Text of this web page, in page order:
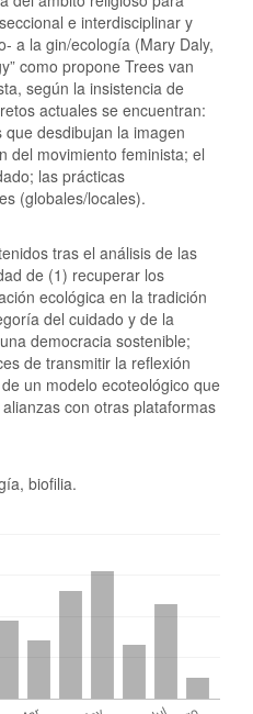
e interdisciplinar y
a la gin/ecología (Mary Daly,
como propone Trees van
según la insistencia de
actuales se encuentran:
desdibujan la imagen
del movimiento feminista; el
las prácticas
(globales/locales).
tras el análisis de las
de (1) recuperar los
ecológica en la tradición
del cuidado y de la
democracia sostenible;
de transmitir la reflexión
un modelo ecoteológico que
con otras plataformas
biofilia.